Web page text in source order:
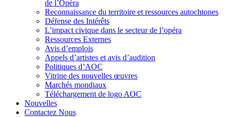
de l’Opéra
Reconnaissance du territoire et ressources autochtones
Défense des Intérêts
L’impact civique dans le secteur de l’opéra
Ressources Externes
Avis d’emplois
Appels d’artistes et avis d’audition
Politiques d’AOC
Vitrine des nouvelles œuvres
Marchés mondiaux
Téléchargement de logo AOC
Nouvelles
Contactez Nous